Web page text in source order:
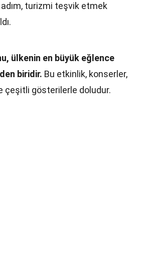
adım, turizmi teşvik etmek
ülkenin en büyük eğlence
biridir. Bu etkinlik, konserler,
çeşitli gösterilerle doludur.